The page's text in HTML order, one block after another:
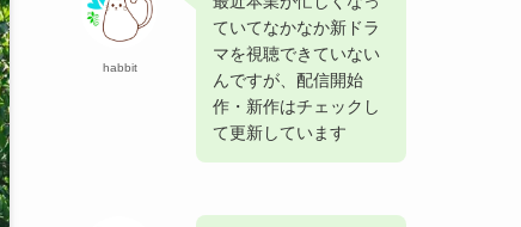
habbit
ていてなかなか新ドラ
マを視聴できていない
んですが、配信開始
作・新作はチェックし
て更新しています